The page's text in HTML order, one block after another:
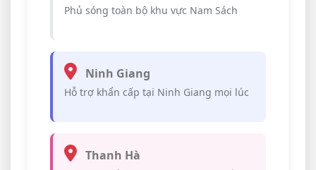
Phủ sóng toàn bộ khu vực Nam Sách
Ninh Giang
Hỗ trợ khẩn cấp tại Ninh Giang mọi lúc
Thanh Hà